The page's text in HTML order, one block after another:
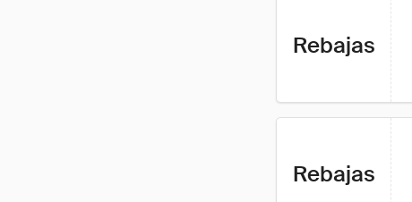
Rebajas
Rebajas